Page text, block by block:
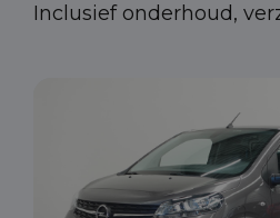
Inclusief onderhoud,